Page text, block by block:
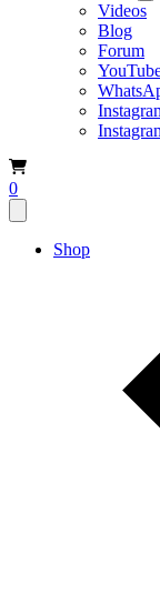
Videos
Blog
Forum
0
Shop